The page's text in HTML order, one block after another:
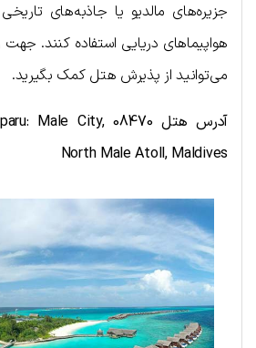
جزیره‌های مالدیو یا جاذبه‌های
هواپیماهای دریایی استفاده کنند.
می‌توانید از پذیرش هتل کمک بگیرید.
آدرس هتل : Male City, 08470
North Male Atoll, Maldives